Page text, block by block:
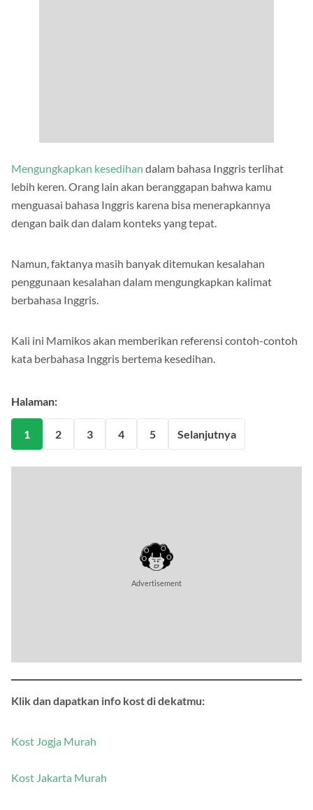
Mengungkapkan kesedihan dalam bahasa Inggris terlihat
lebih keren. Orang lain akan beranggapan bahwa kamu
menguasai bahasa Inggris karena bisa menerapkannya
dengan baik dan dalam konteks yang tepat.
Namun, faktanya masih banyak ditemukan kesalahan
penggunaan kesalahan dalam mengungkapkan kalimat
berbahasa Inggris.
Kali ini Mamikos akan memberikan referensi contoh-contoh
kata berbahasa Inggris bertema kesedihan.
Halaman:
1 2 3 4 5 Selanjutnya
Advertisement
Klik dan dapatkan info kost di dekatmu:
Kost Jogja Murah
Kost Jakarta Murah